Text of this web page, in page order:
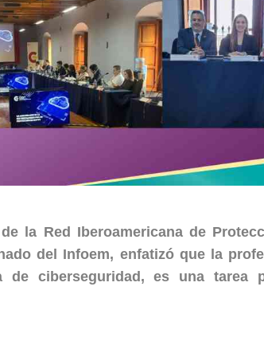
la Red Iberoamericana de
del Infoem, enfatizó que la
de ciberseguridad, es una tarea